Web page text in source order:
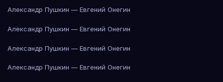
Александр Пушкин — Евгений Онегин
Александр Пушкин — Евгений Онегин
Александр Пушкин — Евгений Онегин
Александр Пушкин — Евгений Онегин